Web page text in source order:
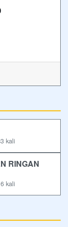
kali
RINGAN
kali